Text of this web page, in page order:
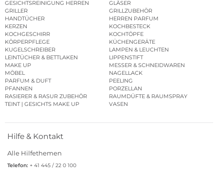
GESICHTSREINIGUNG HERREN
GLÄSER
GRILLER
GRILLZUBEHÖR
HANDTÜCHER
HERREN PARFUM
KERZEN
KOCHBESTECK
KOCHGESCHIRR
KOCHTÖPFE
KÖRPERPFLEGE
KÜCHENGERÄTE
KUGELSCHREIBER
LAMPEN & LEUCHTEN
LEINTÜCHER & BETTLAKEN
LIPPENSTIFT
MAKE UP
MESSER & SCHNEIDWAREN
MÖBEL
NAGELLACK
PARFUM & DUFT
PEELING
PFANNEN
PORZELLAN
RASIERER & RASUR ZUBEHÖR
RAUMDÜFTE & RAUMSPRAY
TEINT | GESICHTS MAKE UP
VASEN
Hilfe & Kontakt
Alle Hilfethemen
Telefon: + 41 445 / 22 0 100